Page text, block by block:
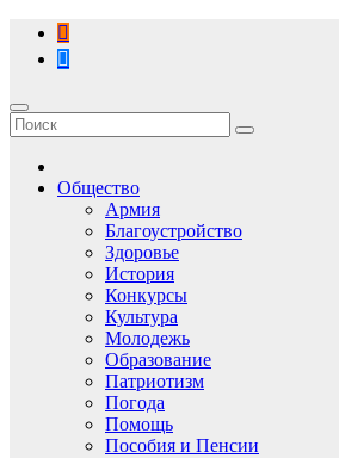
Перейти
содержимому
Общество
Армия
Благоустройство
Здоровье
История
Конкурсы
Культура
Молодежь
Образование
Патриотизм
Погода
Помощь
Пособия и Пенсии